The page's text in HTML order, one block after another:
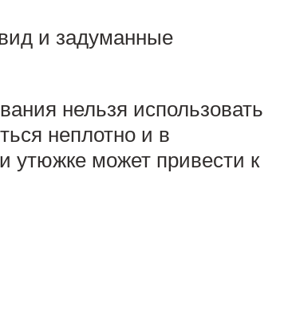
и задуманные
нельзя использовать
неплотно и в
утюжке может привести к